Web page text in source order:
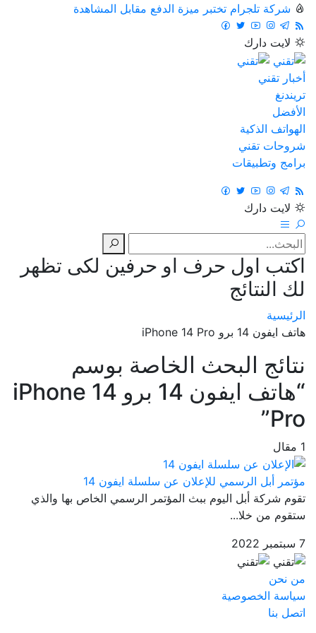
شركة تلجرام تختبر ميزة الدفع مقابل المشاهدة
لايت دارك
أخبار تقني
تريندنغ
الأفضل
الهواتف الذكية
شروحات تقني
برامج وتطبيقات
لايت دارك
اكتب اول حرف او حرفين لكى تظهر
لك النتائج
الرئيسية
هاتف ايفون 14 برو iPhone 14 Pro
نتائج البحث الخاصة بوسم
“هاتف ايفون 14 برو iPhone 14
Pro”
1 مقال
مؤتمر أبل الرسمي للإعلان عن سلسلة ايفون 14
تقوم شركة أبل اليوم ببث المؤتمر الرسمي الخاص بها والذي
ستقوم من خلا...
7 سبتمبر 2022
من نحن
سياسة الخصوصية
اتصل بنا